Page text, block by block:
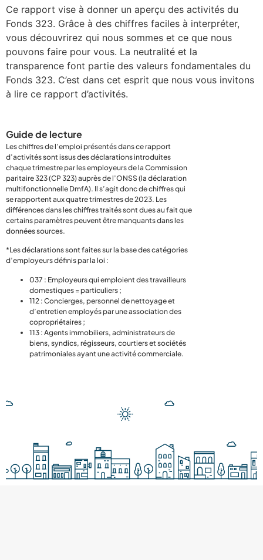
Ce rapport vise à donner un aperçu des activités du
Fonds 323. Grâce à des chiffres faciles à interpréter,
vous découvrirez qui nous sommes et ce que nous
pouvons faire pour vous. La neutralité et la
transparence font partie des valeurs fondamentales du
Fonds 323. C’est dans cet esprit que nous vous invitons
à lire ce rapport d’activités.
Guide de lecture
Les chiffres de l’emploi présentés dans ce rapport
d’activités sont issus des déclarations introduites
chaque trimestre par les employeurs de la Commission
paritaire 323 (CP 323) auprès de l’ONSS (la déclaration
multifonctionnelle DmfA). Il s’agit donc de chiffres qui
se rapportent aux quatre trimestres de 2023. Les
différences dans les chiffres traités sont dues au fait que
certains paramètres peuvent être manquants dans les
données sources.
*Les déclarations sont faites sur la base des catégories
d’employeurs définis par la loi :
037 : Employeurs qui emploient des travailleurs
domestiques = particuliers ;
112 : Concierges, personnel de nettoyage et
d’entretien employés par une association des
copropriétaires ;
113 : Agents immobiliers, administrateurs de
biens, syndics, régisseurs, courtiers et sociétés
patrimoniales ayant une activité commerciale.